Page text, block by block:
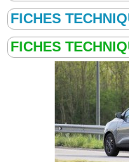
-- /20 1.7
1.7
1.7